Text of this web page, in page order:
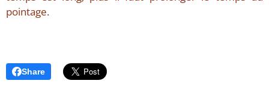
pointage.
Share